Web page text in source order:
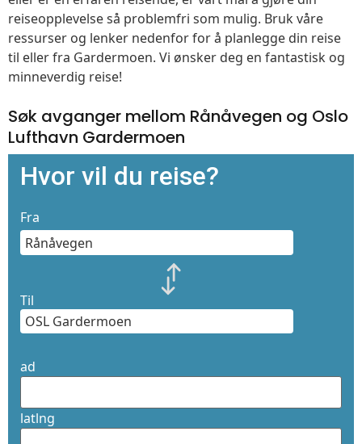
reiseopplevelse så problemfri som mulig. Bruk våre
ressurser og lenker nedenfor for å planlegge din reise
til eller fra Gardermoen. Vi ønsker deg en fantastisk og
minneverdig reise!
Søk avganger mellom Rånåvegen og Oslo
Lufthavn Gardermoen
Hvor vil du reise?
Fra
Til
ad
latlng